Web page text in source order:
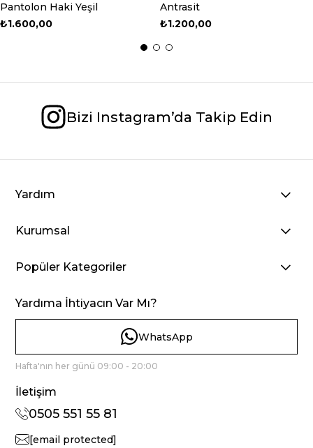
Pantolon Haki Yeşil
₺1.600,00
Antrasit
₺1.200,00
Bizi Instagram’da Takip Edin
Yardım
Kurumsal
Popüler Kategoriler
Yardıma İhtiyacın Var Mı?
WhatsApp
Hafta'nın her günü 09:00 - 20:00
İletişim
0505 551 55 81
[email protected]